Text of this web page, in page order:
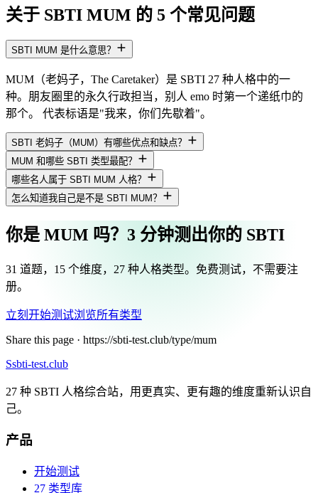
关于 SBTI MUM 的 5 个常见问题
SBTI MUM 是什么意思？
MUM（老妈子，The Caretaker）是 SBTI 27 种人格中的一
种。朋友圈里的永久行政担当，别人 emo 时第一个递纸巾的
那个。 代表标语是"我来，你们先歇着"。
SBTI 老妈子（MUM）有哪些优点和缺点？
MUM 和哪些 SBTI 类型最配？
哪些名人属于 SBTI MUM 人格？
怎么知道我自己是不是 SBTI MUM？
你是 MUM 吗？3 分钟测出你的 SBTI
31 道题，15 个维度，27 种人格类型。免费测试，不需要注
册。
立刻开始测试浏览所有类型
Share this page · https://sbti-test.club/type/mum
Ssbti-test.club
27 种 SBTI 人格综合站，用更真实、更有趣的维度重新认识自
己。
产品
开始测试
27 类型库